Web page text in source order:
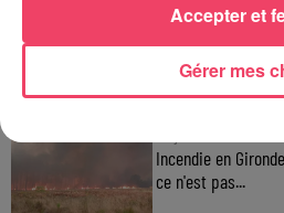
29 juillet 2026
Segré. Attaque à
interpellé, le...
Incendie en
ce n'est pas...
Gérer mes
Accepter et